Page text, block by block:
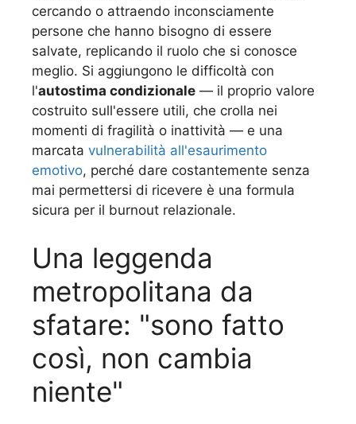
cercando o attraendo inconsciamente
persone che hanno bisogno di essere
salvate, replicando il ruolo che si conosce
meglio. Si aggiungono le difficoltà con
l'autostima condizionale — il proprio valore
costruito sull'essere utili, che crolla nei
momenti di fragilità o inattività — e una
marcata vulnerabilità all'esaurimento
emotivo, perché dare costantemente senza
mai permettersi di ricevere è una formula
sicura per il burnout relazionale.
Una leggenda
metropolitana da
sfatare: "sono fatto
così, non cambia
niente"